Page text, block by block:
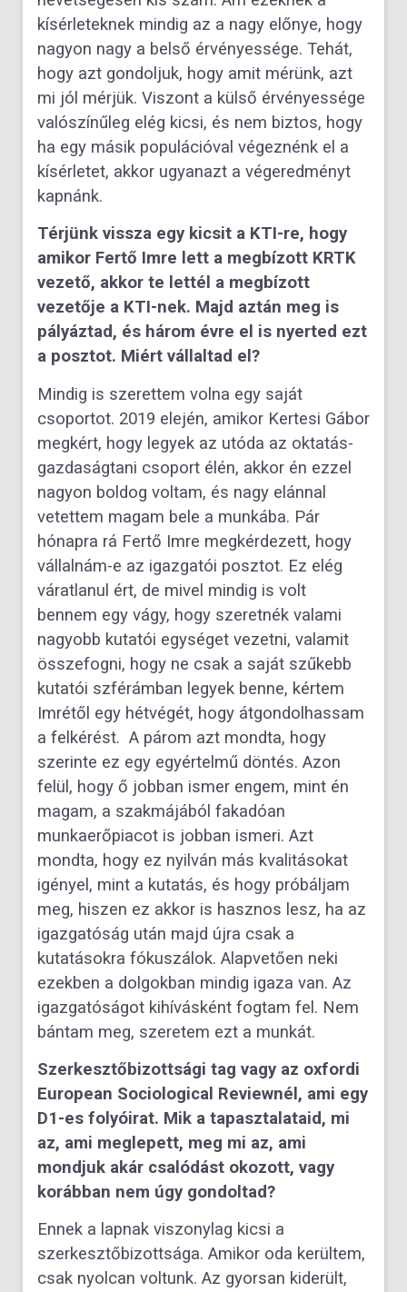
kísérleteknek mindig az a nagy előnye, hogy
nagyon nagy a belső érvényessége. Tehát,
hogy azt gondoljuk, hogy amit mérünk, azt
mi jól mérjük. Viszont a külső érvényessége
valószínűleg elég kicsi, és nem biztos, hogy
ha egy másik populációval végeznénk el a
kísérletet, akkor ugyanazt a végeredményt
kapnánk.
Térjünk vissza egy kicsit a KTI-re, hogy
amikor Fertő Imre lett a megbízott KRTK
vezető, akkor te lettél a megbízott
vezetője a KTI-nek. Majd aztán meg is
pályáztad, és három évre el is nyerted ezt
a posztot. Miért vállaltad el?
Mindig is szerettem volna egy saját
csoportot. 2019 elején, amikor Kertesi Gábor
megkért, hogy legyek az utóda az oktatás-
gazdaságtani csoport élén, akkor én ezzel
nagyon boldog voltam, és nagy elánnal
vetettem magam bele a munkába. Pár
hónapra rá Fertő Imre megkérdezett, hogy
vállalnám-e az igazgatói posztot. Ez elég
váratlanul ért, de mivel mindig is volt
bennem egy vágy, hogy szeretnék valami
nagyobb kutatói egységet vezetni, valamit
összefogni, hogy ne csak a saját szűkebb
kutatói szférámban legyek benne, kértem
Imrétől egy hétvégét, hogy átgondolhassam
a felkérést. A párom azt mondta, hogy
szerinte ez egy egyértelmű döntés. Azon
felül, hogy ő jobban ismer engem, mint én
magam, a szakmájából fakadóan
munkaerőpiacot is jobban ismeri. Azt
mondta, hogy ez nyilván más kvalitásokat
igényel, mint a kutatás, és hogy próbáljam
meg, hiszen ez akkor is hasznos lesz, ha az
igazgatóság után majd újra csak a
kutatásokra fókuszálok. Alapvetően neki
ezekben a dolgokban mindig igaza van. Az
igazgatóságot kihívásként fogtam fel. Nem
bántam meg, szeretem ezt a munkát.
Szerkesztőbizottsági tag vagy az oxfordi
European Sociological Reviewnél, ami egy
D1-es folyóirat. Mik a tapasztalataid, mi
az, ami meglepett, meg mi az, ami
mondjuk akár csalódást okozott, vagy
korábban nem úgy gondoltad?
Ennek a lapnak viszonylag kicsi a
szerkesztőbizottsága. Amikor oda kerültem,
csak nyolcan voltunk. Az gyorsan kiderült,